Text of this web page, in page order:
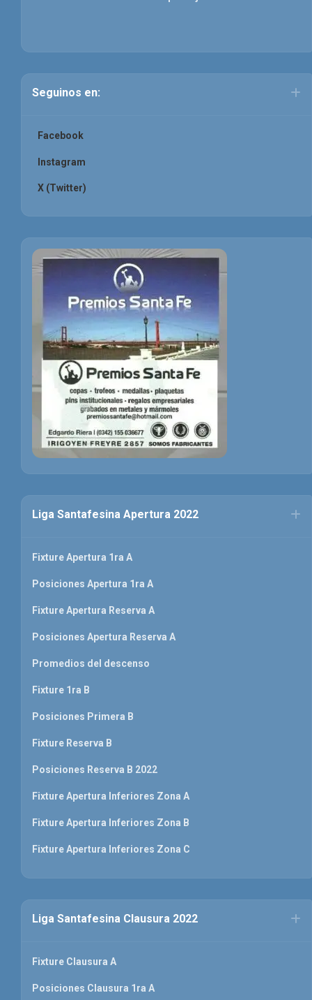
Seguinos en:
Facebook
Instagram
X (Twitter)
Liga Santafesina Apertura 2022
Fixture Apertura 1ra A
Posiciones Apertura 1ra A
Fixture Apertura Reserva A
Posiciones Apertura Reserva A
Promedios del descenso
Fixture 1ra B
Posiciones Primera B
Fixture Reserva B
Posiciones Reserva B 2022
Fixture Apertura Inferiores Zona A
Fixture Apertura Inferiores Zona B
Fixture Apertura Inferiores Zona C
Liga Santafesina Clausura 2022
Fixture Clausura A
Posiciones Clausura 1ra A